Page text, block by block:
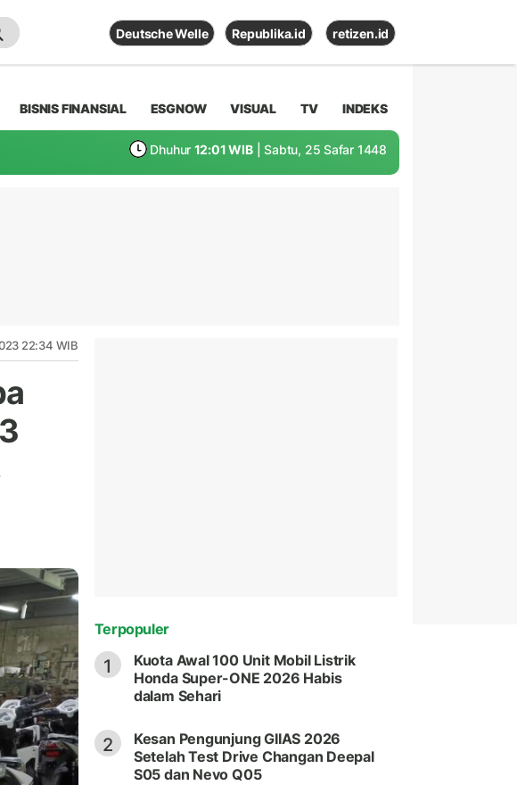
Deutsche Welle Republika.id retizen.id
BISNIS FINANSIAL ESGNOW VISUAL TV INDEKS
Dhuhur 12:01 WIB | Sabtu, 25 Safar 1448
22:34 WIB
Terpopuler
1
Kuota Awal 100 Unit Mobil Listrik
Honda Super-ONE 2026 Habis
dalam Sehari
2
Kesan Pengunjung GIIAS 2026
Setelah Test Drive Changan Deepal
S05 dan Nevo Q05